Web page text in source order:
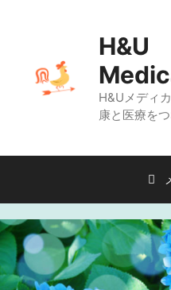
ス
ッ
プ
H&U
H&Uメディ
康と医療を